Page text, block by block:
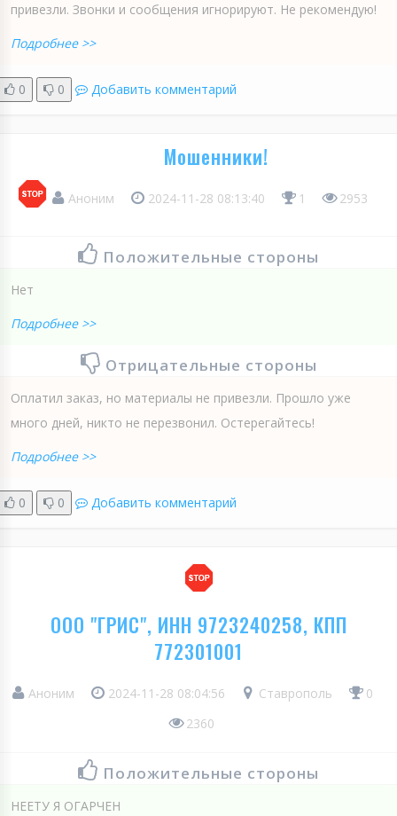
привезли. Звонки и сообщения игнорируют. Не рекомендую!
Подробнее >>
0 0 Добавить комментарий
Мошенники!
Аноним 2024-11-28 08:13:40 1 2953
Положительные стороны
Нет
Подробнее >>
Отрицательные стороны
Оплатил заказ, но материалы не привезли. Прошло уже
много дней, никто не перезвонил. Остерегайтесь!
Подробнее >>
0 0 Добавить комментарий
ООО "ГРИС", ИНН 9723240258, КПП
772301001
Аноним 2024-11-28 08:04:56 Ставрополь
0
2360
Положительные стороны
НЕЕТУ Я ОГАРЧЕН